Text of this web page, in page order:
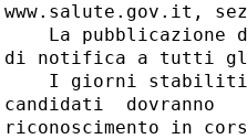
www.salute.gov.it,
La pubblicazione
di notifica a tutti
I giorni
candidati  dovranno
riconoscimento in